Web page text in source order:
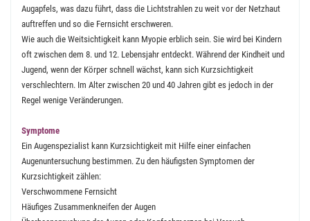
Augapfels, was dazu führt, dass die Lichtstrahlen zu weit vor der Netzhaut
auftreffen und so die Fernsicht erschweren.
Wie auch die Weitsichtigkeit kann Myopie erblich sein. Sie wird bei Kindern
oft zwischen dem 8. und 12. Lebensjahr entdeckt. Während der Kindheit und
Jugend, wenn der Körper schnell wächst, kann sich Kurzsichtigkeit
verschlechtern. Im Alter zwischen 20 und 40 Jahren gibt es jedoch in der
Regel wenige Veränderungen.
Symptome
Ein Augenspezialist kann Kurzsichtigkeit mit Hilfe einer einfachen
Augenuntersuchung bestimmen. Zu den häufigsten Symptomen der
Kurzsichtigkeit zählen:
Verschwommene Fernsicht
Häufiges Zusammenkneifen der Augen